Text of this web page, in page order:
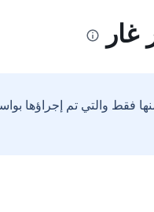
فقط والتي تم إجراؤها